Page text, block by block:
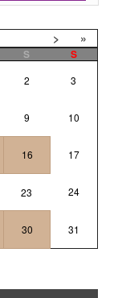
> »
S
S
2 3
9 10
16 17
23 24
30 31